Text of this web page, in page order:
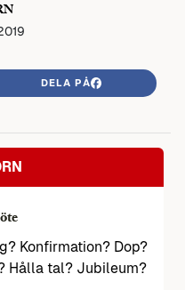
DELA PÅ
Konfirmation? Dop?
Hålla tal? Jubileum?